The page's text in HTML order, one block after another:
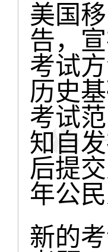
美国
告，
考试
历史
考试
知自
后提
年公
新的